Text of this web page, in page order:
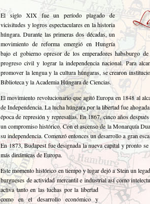
El siglo XIX fue un período plagado de
vicisitudes y logros espectaculares en la historia
húngara. Durante las primeras dos décadas, un
movimiento de reforma emergió en Hungría
bajo el gobierno opresor de los emperadores habsburgo
progreso civil y lograr la independencia nacional. Para
promover la lengua y la cultura húngaras, se crearon
Biblioteca y la Academia Húngara de Ciencias.
El movimiento revolucionario que agitó Europa en 1848 al
de Independencia. La lucha húngara por la libertad fue
época de represión y represalias. En 1867, cinco años
un compromiso histórico. Con el ascenso de la Monarquía
su independencia. Comenzó entonces un desarrollo a gran
En 1873, Budapest fue designada la nueva capital y pronto
más dinámicas de Europa.
Este momento histórico en tiempo y lugar dejó a Stein un
burgueses de actividad mercantil e industrial así como
activa tanto en las luchas por la libertad
como en el desarrollo económico y